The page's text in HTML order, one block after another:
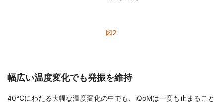
図2
幅広い温度変化でも発振を維持
40℃にわたる大幅な温度変化の中でも、iQoMは一度も止まること